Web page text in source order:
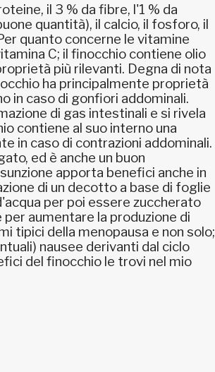
il 3 % da fibre, l'1 % da
quantità), il calcio, il fosforo, il
quanto concerne le vitamine
C; il finocchio contiene olio
più rilevanti. Degna di nota
ha principalmente proprietà
in caso di gonfiori addominali.
di gas intestinali e si rivela
contiene al suo interno una
in caso di contrazioni addominali.
ed è anche un buon
apporta benefici anche in
di un decotto a base di foglie
per poi essere zuccherato
aumentare la produzione di
tipici della menopausa e non solo;
nausee derivanti dal ciclo
del finocchio le trovi nel mio